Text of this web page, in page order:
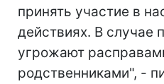
принять участие в
действиях. В случае
угрожают
родственниками", -